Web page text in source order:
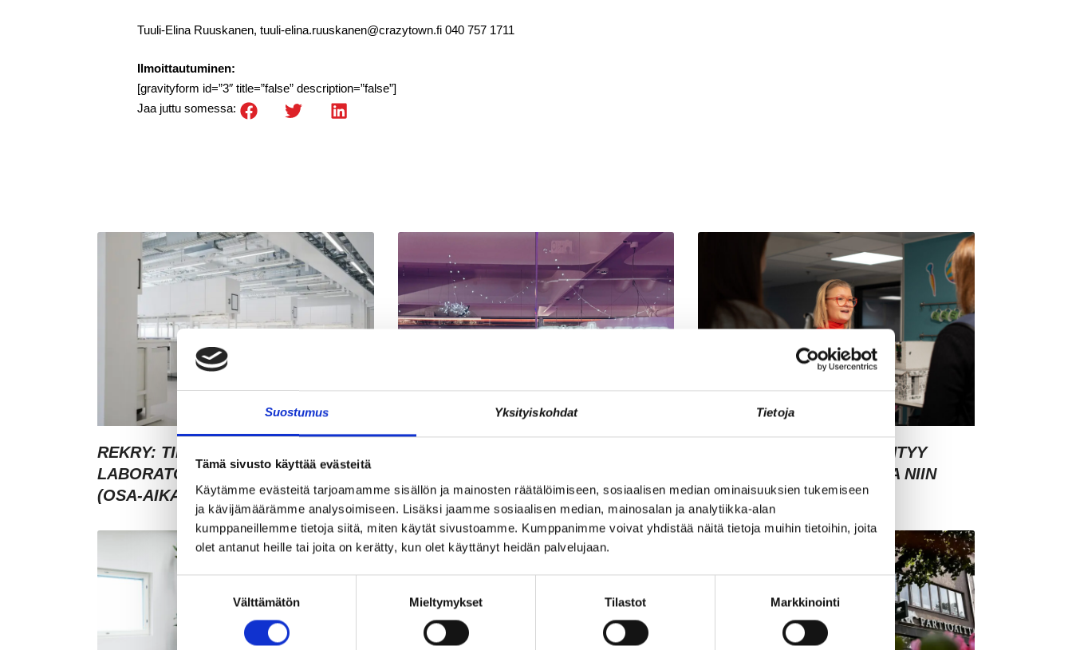
Suostumus Yksityiskohdat Tietoja
Tämä sivusto käyttää evästeitä
Käytämme evästeitä tarjoamamme sisällön ja mainosten räätälöimiseen, sosiaalisen median ominaisuuksien tukemiseen
ja kävijämäärämme analysoimiseen. Lisäksi jaamme sosiaalisen median, mainosalan ja analytiikka-alan
kumppaneillemme tietoja siitä, miten käytät sivustoamme. Kumppanimme voivat yhdistää näitä tietoja muihin tietoihin, joita
olet antanut heille tai joita on kerätty, kun olet käyttänyt heidän palvelujaan.
Välttämätön Mieltymykset Tilastot Markkinointi
Tuuli-Elina Ruuskanen, tuuli-elina.ruuskanen@crazytown.fi 040 757 1711
Ilmoittautuminen:
[gravityform id=”3″ title=”false” description=”false”]
Jaa juttu somessa:
REKRY: TILA- JA
LABORATORIOKOORDINAATTORI
(OSA-AIKAINEN)
KUUKIN EEVA RISTKARI
ASIAKASYMMÄRRYS SYNTYY
IHMISTEN KESKELLÄ – JA NIIN
SYNTYY MYÖS MYYNTI